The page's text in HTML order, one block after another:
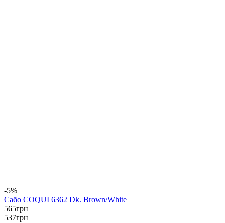
-5%
Сабо COQUI 6362 Dk. Brown/White
565грн
537грн